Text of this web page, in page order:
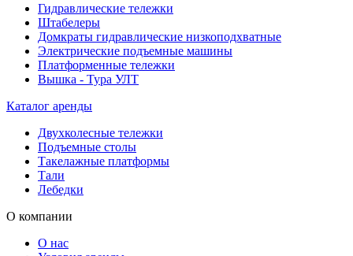
Гидравлические тележки
Штабелеры
Домкраты гидравлические низкоподхватные
Электрические подъемные машины
Платформенные тележки
Вышка - Тура УЛТ
Каталог аренды
Двухколесные тележки
Подъемные столы
Такелажные платформы
Тали
Лебедки
О компании
О нас